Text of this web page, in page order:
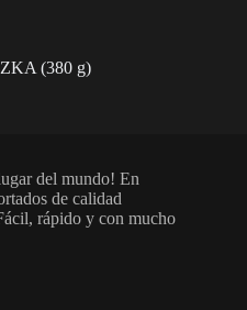
(380 g)
del mundo! En
de calidad
rápido y con mucho